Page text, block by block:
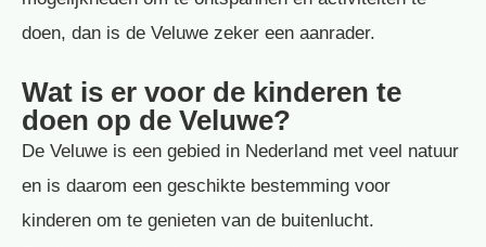
doen, dan is de Veluwe zeker een aanrader.
Wat is er voor de kinderen te
doen op de Veluwe?
De Veluwe is een gebied in Nederland met veel natuur
en is daarom een geschikte bestemming voor
kinderen om te genieten van de buitenlucht.